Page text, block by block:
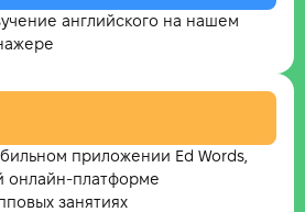
английского на нашем
приложении Ed Words,
онлайн-платформе
занятиях